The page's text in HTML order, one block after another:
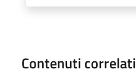
Contenuti correlati